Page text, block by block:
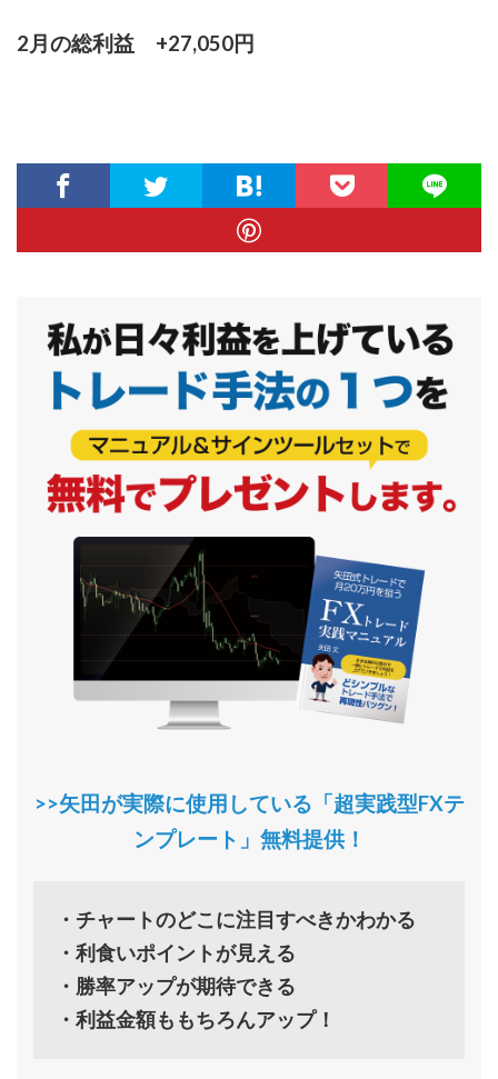
2月の総利益 +27,050円
>>矢田が実際に使用している「超実践型FXテ
ンプレート」無料提供！
・チャートのどこに注目すべきかわかる
・利食いポイントが見える
・勝率アップが期待できる
・利益金額ももちろんアップ！